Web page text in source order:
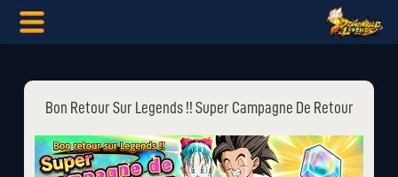
Bon Retour Sur Legends !! Super Campagne De Retour